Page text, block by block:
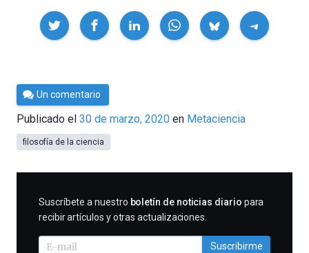
Compartir
Por
César
Tomé
Un comentario
Publicado el 30 de marzo, 2020 en Metaciencia
filosofía de la ciencia
SUSCRIBIRME
Suscríbete a nuestro boletín de noticias diario para
recibir artículos y otras actualizaciones.
Suscribirme